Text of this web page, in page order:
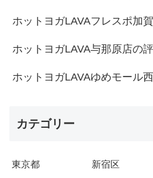
ホットヨガLAVAフレスポ加
ホットヨガLAVA与那原店の
ホットヨガLAVAゆめモール
カテゴリー
東京都 新宿区